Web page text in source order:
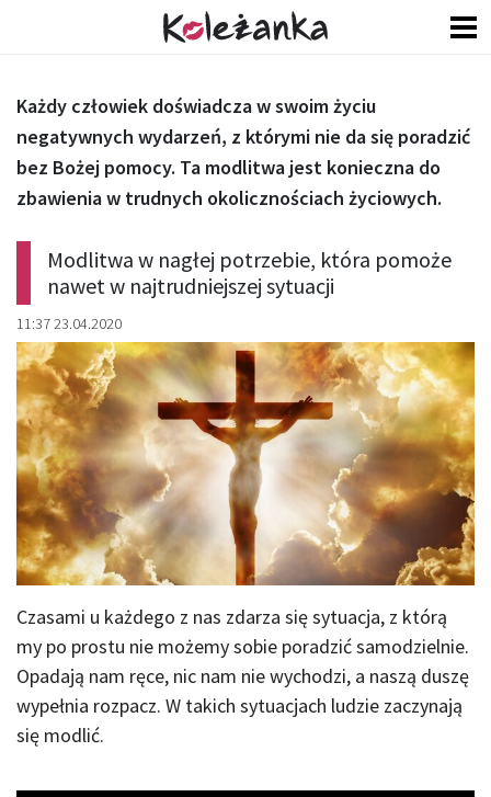
Modlitwa w nagłej potrzebie, która pomoże
nawet w najtrudniejszej sytuacji
11:37 23.04.2020
Każdy człowiek doświadcza w swoim życiu
negatywnych wydarzeń, z którymi nie da się poradzić
bez Bożej pomocy. Ta modlitwa jest konieczna do
zbawienia w trudnych okolicznościach życiowych.
Czasami u każdego z nas zdarza się sytuacja, z którą
my po prostu nie możemy sobie poradzić samodzielnie.
Opadają nam ręce, nic nam nie wychodzi, a naszą duszę
wypełnia rozpacz. W takich sytuacjach ludzie zaczynają
się modlić.